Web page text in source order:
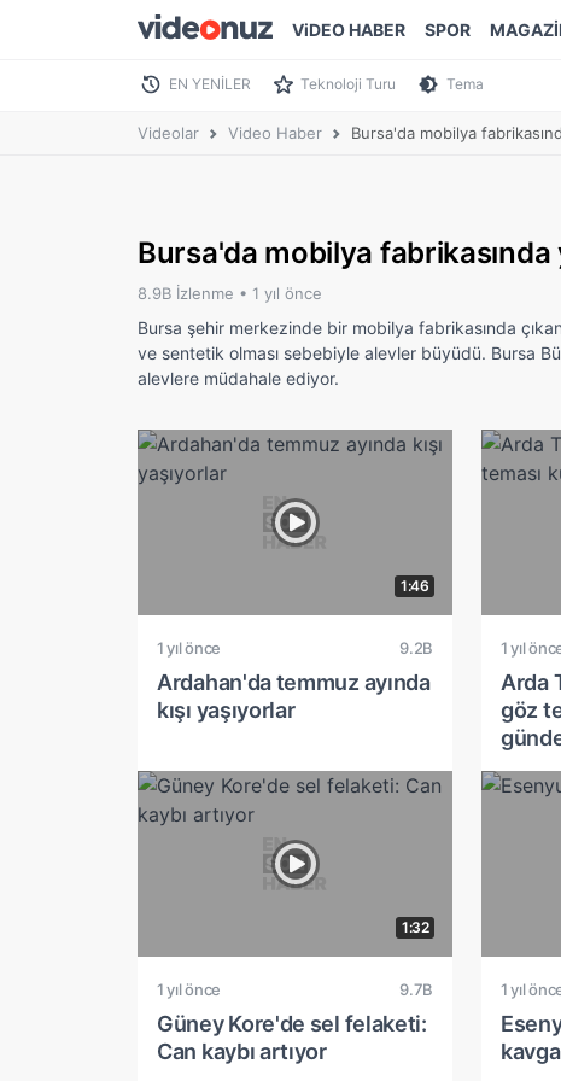
ViDEO HABER SPOR
EN YENİLER Teknoloji Turu Tema
Videolar Video Haber Bursa'da mobilya
Bursa'da mobilya fabrikasında
8.9B İzlenme • 1 yıl önce
Bursa şehir merkezinde bir mobilya fabrikasında
ve sentetik olması sebebiyle alevler büyüdü. Bursa
alevlere müdahale ediyor.
1:46
1 yıl önce 9.2B
Ardahan'da temmuz ayında
kışı yaşıyorlar
1 yıl
Arda
göz
1:32
1 yıl önce 9.7B
Güney Kore'de sel felaketi:
Can kaybı artıyor
1 yıl